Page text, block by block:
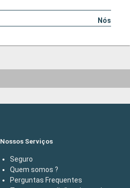
Nós
Nossos Serviços
Seguro
Quem somos ?
Perguntas Frequentes